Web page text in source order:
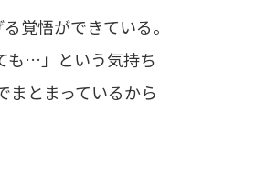
覚悟ができている。
も…」という気持ち
まとまっているから